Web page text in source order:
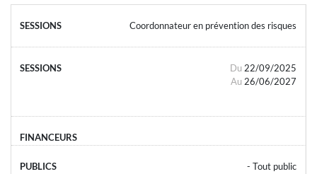
Coordonnateur en prévention des risques
Du 22/09/2025
Au 26/06/2027
- Tout public